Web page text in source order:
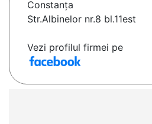
Constanţa
Str.Albinelor nr.8 bl.11est
Vezi profilul firmei pe